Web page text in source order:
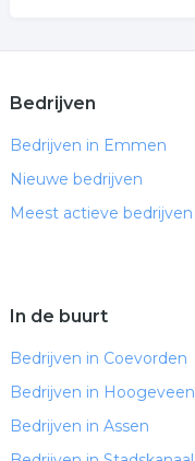
Bedrijven
Bedrijven in Emmen
Nieuwe bedrijven
Meest actieve bedrijven
In de buurt
Bedrijven in Coevorden
Bedrijven in Hoogeveen
Bedrijven in Assen